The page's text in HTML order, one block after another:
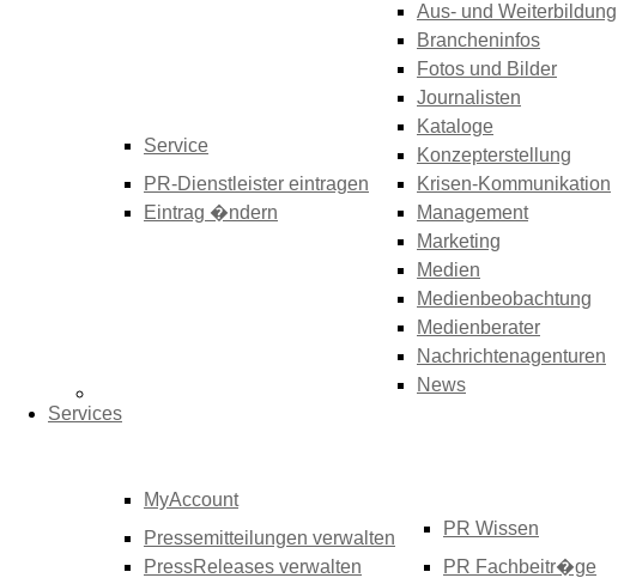
Service
PR-Dienstleister eintragen
Eintrag �ndern
Aus- und Weiterbildung
Brancheninfos
Fotos und Bilder
Journalisten
Kataloge
Konzepterstellung
Krisen-Kommunikation
Management
Marketing
Medien
Medienbeobachtung
Medienberater
Nachrichtenagenturen
News
Services
MyAccount
Pressemitteilungen verwalten
PressReleases verwalten
PR Wissen
PR Fachbeitr�ge